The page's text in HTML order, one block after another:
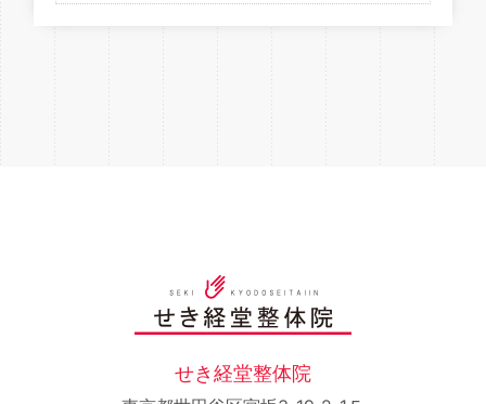
せき経堂整体院